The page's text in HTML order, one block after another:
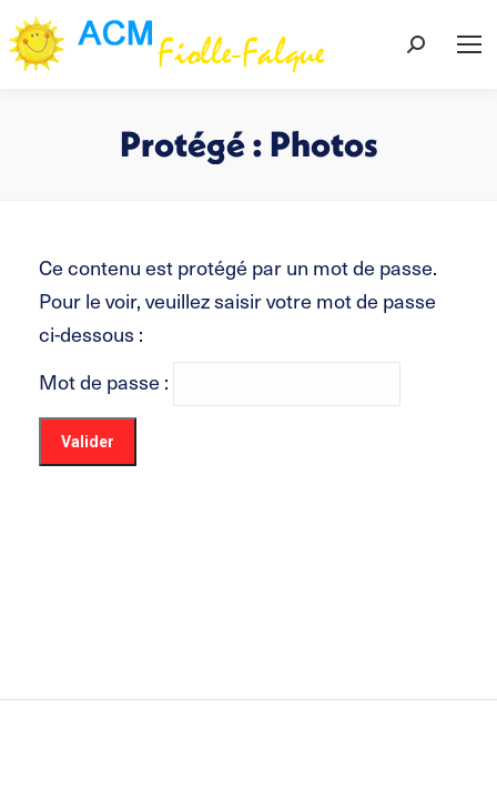
Protégé : Photos
Ce contenu est protégé par un mot de passe.
Pour le voir, veuillez saisir votre mot de passe
ci-dessous :
Mot de passe :